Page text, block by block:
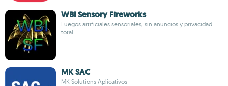
WBI Sensory Fireworks
Fuegos artificiales sensoriales, sin anuncios y privacidad
total
MK SAC
MK Solutions Aplicativos